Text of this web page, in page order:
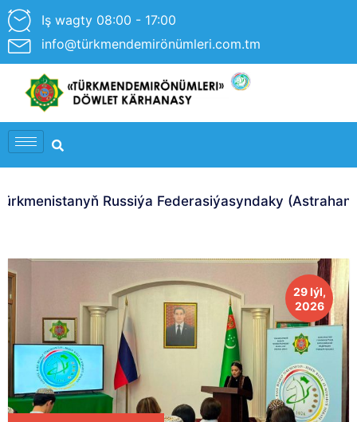
Iş wagty 08:00 - 17:00
info@türkmendemirönümleri.com.tm
Russiýa Federasiýasyndaky (Astrahan
29 Iýl,
2026